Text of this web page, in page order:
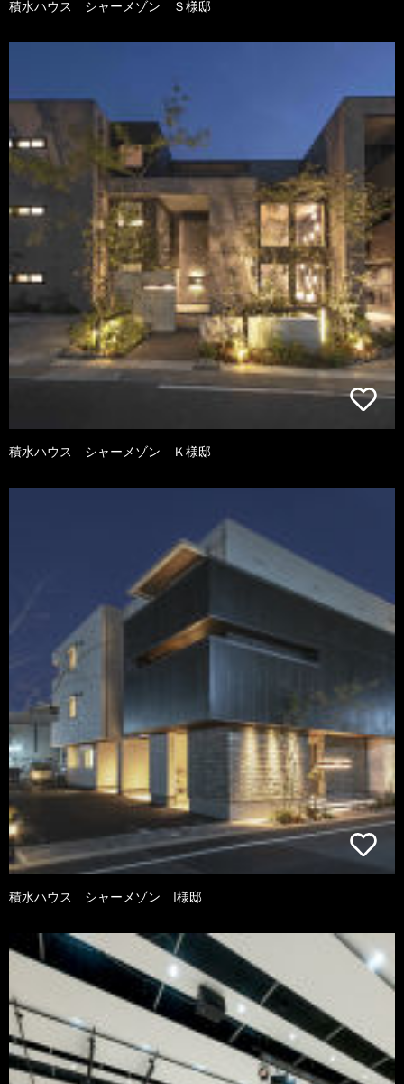
積水ハウス シャーメゾン Ｓ様邸
積水ハウス シャーメゾン Ｋ様邸
積水ハウス シャーメゾン I様邸